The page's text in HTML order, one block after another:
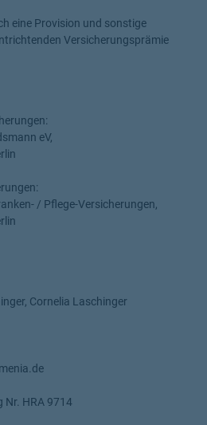
eine Provision und sonstige
Versicherungsprämie
eV,
/ Pflege-Versicherungen,
Cornelia Laschinger
Nr. HRA 9714